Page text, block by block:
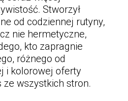
Stworzył
od codziennej rutyny,
nie hermetyczne,
kto zapragnie
różnego od
i kolorowej oferty
wszystkich stron.